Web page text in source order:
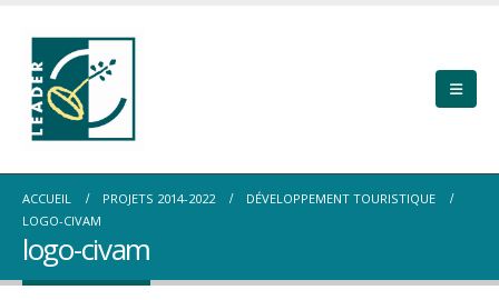
ACCUEIL PROJETS 2014-2022
DÉVELOPPEMENT TOURISTIQUE
LOGO-CIVAM
logo-civam